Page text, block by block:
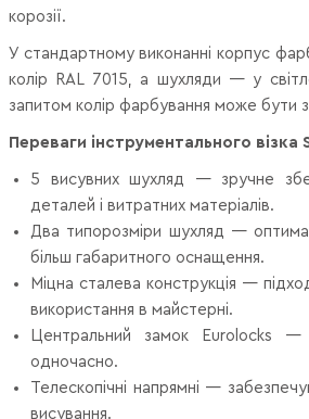
корозії.
У стандартному виконанні корпус
колір RAL 7015, а шухляди — у
запитом колір фарбування може бути
Переваги інструментального візка
5 висувних шухляд — зручне
деталей і витратних матеріалів.
Два типорозміри шухляд —
більш габаритного оснащення.
Міцна сталева конструкція —
використання в майстерні.
Центральний замок Eurolocks —
одночасно.
Телескопічні напрямні —
висування.